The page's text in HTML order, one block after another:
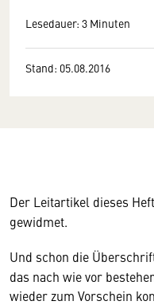
Lesedauer: 3 Minuten
Stand: 05.08.2016
Der Leitartikel dieses
gewidmet.
Und schon die Überschrift
das nach wie vor
wieder zum Vorschein